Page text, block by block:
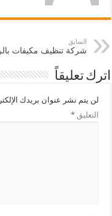
السابق
شركة تنظيف مكيفات
اترك تعليقاً
لن يتم نشر عنوان بريدك
التعليق*